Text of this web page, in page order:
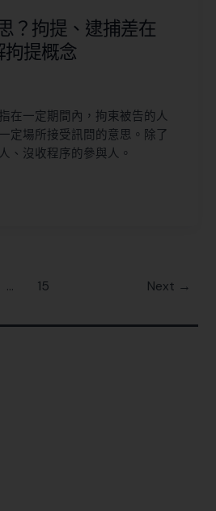
？拘提、逮捕差在
拘提概念
在一定期間內，拘束被告的人
定場所接受訊問的意思。除了
、沒收程序的參與人。
... 15 Next →